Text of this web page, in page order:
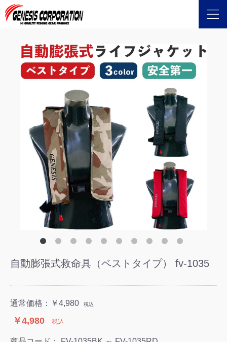
自動膨張式救命具（ベストタイプ） fv-1035
通常価格： ￥4,980 税込
￥4,980 税込